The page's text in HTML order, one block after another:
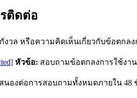
ติดต่อ
วล หรือความคิดเห็นเกี่ยวกับข้อตกลง
หัวข้อ: สอบถามข้อตกลงการใช้งาน
นองต่อการสอบถามทั้งหมดภายใน 48